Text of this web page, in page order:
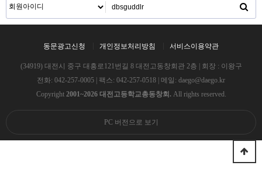
동문광고신청 개인정보처리방침 서비스이용약관
(34919) 대전시 중구 대흥로121번길 8 대전고동창회관 2층 | 회장 : 이왕구
전화: 042-257-0005 | 팩스: 042-257-0518 | 메일: daego@daego.kr
Copyright 2001~2026 대전고등학교총동창회. All rights reserved.
PC 버전으로 보기